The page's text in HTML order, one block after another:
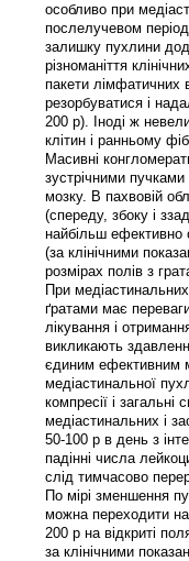
особливо при
послелучевом
залишку пухлини
різноманіття
пакети лімфатичних
резорбуватися і
200 р). Іноді ж
клітин і ранньому
Масивні
зустрічними пучками
мозку. В пахвовій
(спереду, збоку і
найбільш ефективно
(за клінічними
розмірах полів з
При
ґратами має
лікування і
викликають
єдиним ефективним
медіастинальної
компресії і
медіастинальних і
50-100 р в день з
падінні числа
слід тимчасово
По мірі зменшення
можна переходити
200 р на відкриті
за клінічними